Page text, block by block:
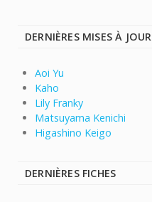
DERNIÈRES MISES À JOUR
Aoi Yu
Kaho
Lily Franky
Matsuyama Kenichi
Higashino Keigo
DERNIÈRES FICHES